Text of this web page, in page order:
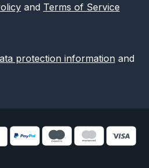
and Terms of Service
protection informationand